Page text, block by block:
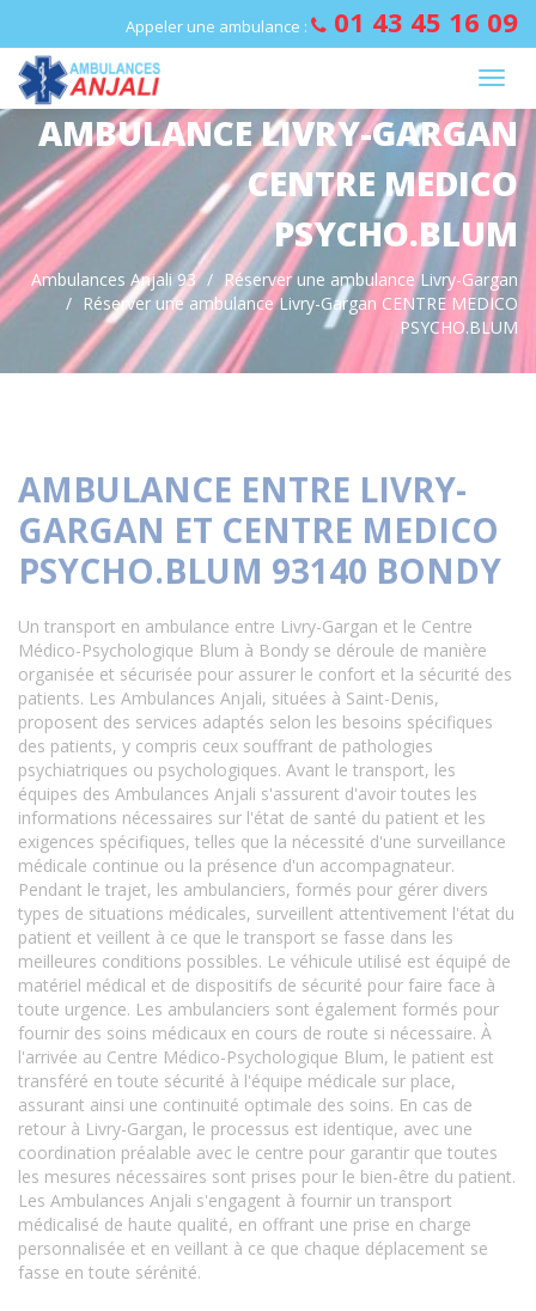
Appeler une ambulance : 01 43 45 16 09
AMBULANCE LIVRY-GARGAN
CENTRE MEDICO
PSYCHO.BLUM
Ambulances Anjali 93
Réserver une ambulance Livry-Gargan
Réserver une ambulance Livry-Gargan CENTRE MEDICO
PSYCHO.BLUM
AMBULANCE ENTRE LIVRY-
GARGAN ET CENTRE MEDICO
PSYCHO.BLUM 93140 BONDY
Un transport en ambulance entre Livry-Gargan et le Centre
Médico-Psychologique Blum à Bondy se déroule de manière
organisée et sécurisée pour assurer le confort et la sécurité des
patients. Les Ambulances Anjali, situées à Saint-Denis,
proposent des services adaptés selon les besoins spécifiques
des patients, y compris ceux souffrant de pathologies
psychiatriques ou psychologiques. Avant le transport, les
équipes des Ambulances Anjali s'assurent d'avoir toutes les
informations nécessaires sur l'état de santé du patient et les
exigences spécifiques, telles que la nécessité d'une surveillance
médicale continue ou la présence d'un accompagnateur.
Pendant le trajet, les ambulanciers, formés pour gérer divers
types de situations médicales, surveillent attentivement l'état du
patient et veillent à ce que le transport se fasse dans les
meilleures conditions possibles. Le véhicule utilisé est équipé de
matériel médical et de dispositifs de sécurité pour faire face à
toute urgence. Les ambulanciers sont également formés pour
fournir des soins médicaux en cours de route si nécessaire. À
l'arrivée au Centre Médico-Psychologique Blum, le patient est
transféré en toute sécurité à l'équipe médicale sur place,
assurant ainsi une continuité optimale des soins. En cas de
retour à Livry-Gargan, le processus est identique, avec une
coordination préalable avec le centre pour garantir que toutes
les mesures nécessaires sont prises pour le bien-être du patient.
Les Ambulances Anjali s'engagent à fournir un transport
médicalisé de haute qualité, en offrant une prise en charge
personnalisée et en veillant à ce que chaque déplacement se
fasse en toute sérénité.